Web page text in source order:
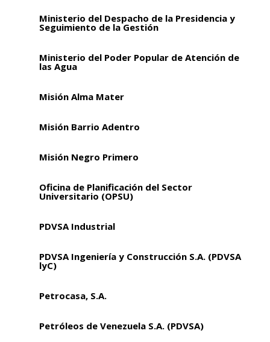
Ministerio del Despacho de la Presidencia y
Seguimiento de la Gestión
Ministerio del Poder Popular de Atención de
las Agua
Misión Alma Mater
Misión Barrio Adentro
Misión Negro Primero
Oficina de Planificación del Sector
Universitario (OPSU)
PDVSA Industrial
PDVSA Ingeniería y Construcción S.A. (PDVSA
lyC)
Petrocasa, S.A.
Petróleos de Venezuela S.A. (PDVSA)